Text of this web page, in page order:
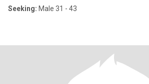
Seeking: Male 31 - 43